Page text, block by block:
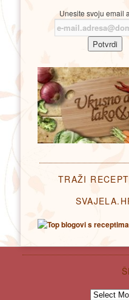
Unesite svoju email
TRAŽI
Špaiz